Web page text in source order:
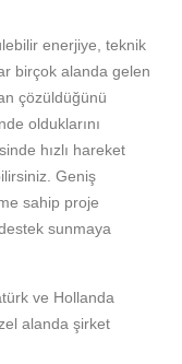
enerjiye, teknik
birçok alanda gelen
çözüldüğünü
olduklarını
hızlı hareket
Geniş
sahip proje
sunmaya
ve Hollanda
alanda şirket